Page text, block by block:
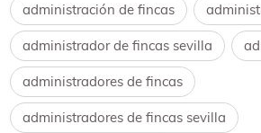
administración de fincas
administrador de fincas sevilla
administradores de fincas
administradores de fincas sevilla